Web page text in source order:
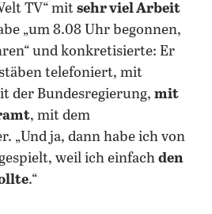
TV“ mit sehr viel Arbeit
„um 8.08 Uhr begonnen,
und konkretisierte: Er
telefoniert, mit
der Bundesregierung, mit
, mit dem
„Und ja, dann habe ich von
weil ich einfach den
.“